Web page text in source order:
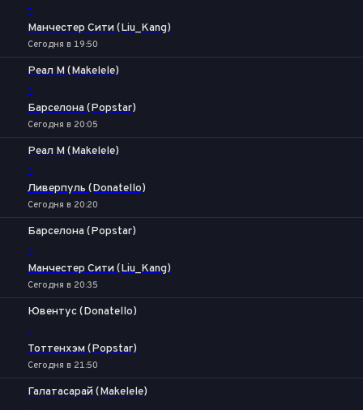
-
Манчестер Сити (Liu_Kang)
Сегодня в 19:50
Реал М (Makelele)
-
Барселона (Popstar)
Сегодня в 20:05
Реал М (Makelele)
-
Ливерпуль (Donatello)
Сегодня в 20:20
Барселона (Popstar)
-
Манчестер Сити (Liu_Kang)
Сегодня в 20:35
Ювентус (Donatello)
-
Тоттенхэм (Popstar)
Сегодня в 21:50
Галатасарай (Makelele)